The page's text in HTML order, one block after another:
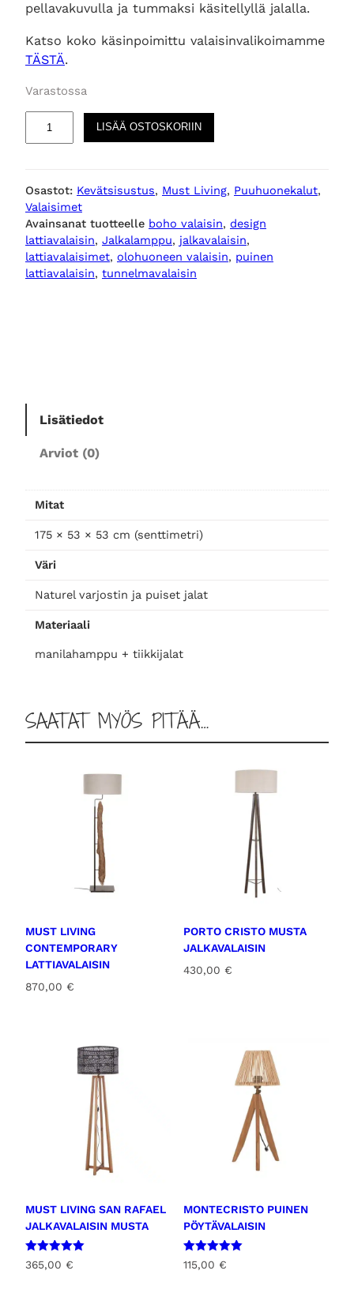
pellavakuvulla ja tummaksi käsitellyllä jalalla.
Katso koko käsinpoimittu valaisinvalikoimamme
TÄSTÄ.
Varastossa
o
C
r
i
s
a
LISÄÄ OSTOSKORIIN
Osastot: Kevätsisustus, Must Living, Puuhuonekalut
Valaisimet
Avainsanat tuotteelle boho valaisin, design
lattiavalaisin, Jalkalamppu, jalkavalaisin
lattiavalaisimet, olohuoneen valaisin, puinen
lattiavalaisin, tunnelmavalaisin
Lisätiedot
Arviot (0)
Mitat
175 × 53 × 53 cm (senttimetri)
Väri
Naturel varjostin ja puiset jalat
Materiaali
manilahamppu + tiikkijalat
SAATAT MYÖS PITÄÄ…
MUST LIVING
CONTEMPORARY
LATTIAVALAISIN
870,00 €
PORTO CRISTO MUSTA
JALKAVALAISIN
430,00 €
MUST LIVING SAN RAFAEL
JALKAVALAISIN MUSTA
Arvostelu
tuotteesta:
365,00 €
MONTECRISTO PUINEN
PÖYTÄVALAISIN
Arvostelu
tuotteesta:
115,00 €